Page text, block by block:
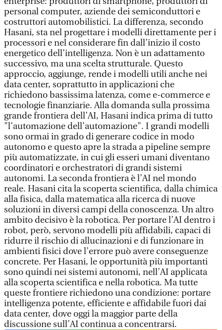
personal computer, aziende dei semiconduttori e
costruttori automobilistici. La differenza, secondo
Hasani, sta nel progettare i modelli direttamente per i
processori e nel considerare fin dall’inizio il costo
energetico dell’intelligenza. Non è un adattamento
successivo, ma una scelta strutturale. Questo
approccio, aggiunge, rende i modelli utili anche nei
data center, soprattutto in applicazioni che
richiedono bassissima latenza, come e-commerce e
tecnologie finanziarie. Alla domanda sulla prossima
grande frontiera dell’AI, Hasani indica prima di tutto
"l’automazione dell’automazione". I grandi modelli
sono ormai in grado di generare codice in modo
autonomo e questo apre la strada a pipeline sempre
più automatizzate, in cui gli esseri umani diventano
coordinatori e orchestratori di grandi sistemi
autonomi. La seconda frontiera è l’AI nel mondo
reale. Hasani cita la scoperta scientifica, dalla chimica
alla fisica, dalla matematica alla ricerca di nuove
soluzioni in diversi campi della conoscenza. Un altro
ambito decisivo è la robotica. Per portare l’AI dentro i
robot, però, servono modelli più affidabili, capaci di
ridurre il rischio di allucinazioni e di funzionare in
ambienti fisici dove l’errore può avere conseguenze
concrete. Per Hasani, le opportunità più importanti
sono quindi nei sistemi autonomi, nell’AI applicata
alla scoperta scientifica e nella robotica. Ma tutte
queste frontiere richiedono una condizione: portare
intelligenza potente, efficiente e affidabile fuori dai
data center, dove oggi la maggior parte della
discussione sull’AI continua a concentrarsi.